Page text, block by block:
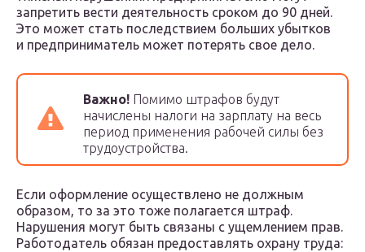
запретить вести деятельность сроком до 90 дней.
Это может стать последствием больших убытков
и предприниматель может потерять свое дело.
Важно! Помимо штрафов будут
начислены налоги на зарплату на весь
период применения рабочей силы без
трудоустройства.
Если оформление осуществлено не должным
образом, то за это тоже полагается штраф.
Нарушения могут быть связаны с ущемлением прав.
Работодатель обязан предоставлять охрану труда: